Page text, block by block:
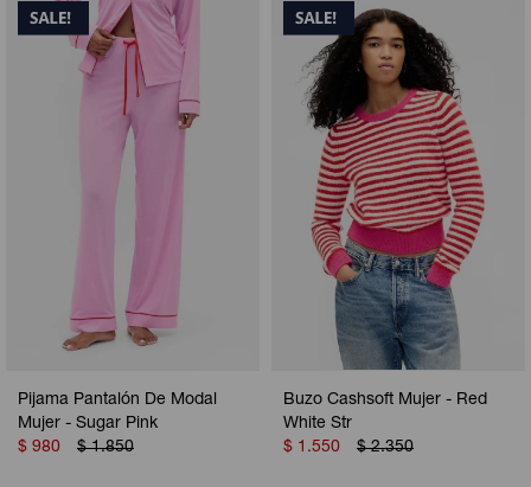
Pijama Pantalón De Modal
Mujer - Sugar Pink
$ 980 $ 1.850
Buzo Cashsoft Mujer - Red
White Str
$ 1.550 $ 2.350